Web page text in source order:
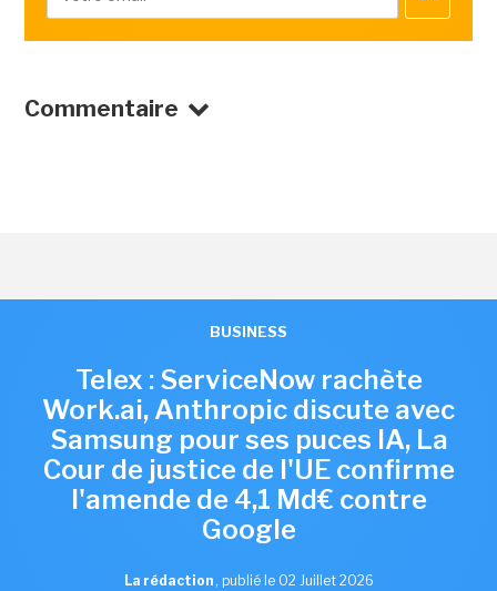
Commentaire
BUSINESS
Telex : ServiceNow rachète
Work.ai, Anthropic discute avec
Samsung pour ses puces IA, La
Cour de justice de l'UE confirme
l'amende de 4,1 Md€ contre
Google
La rédaction , publié le 02 Juillet 2026